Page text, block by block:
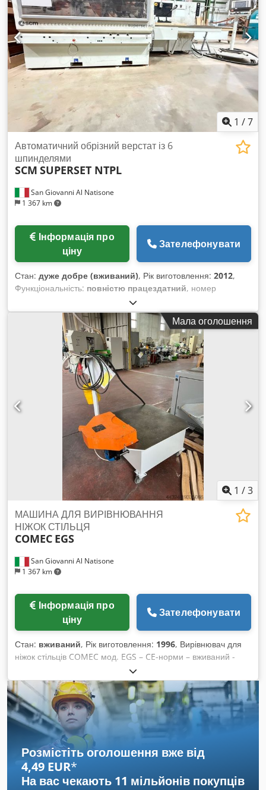
Черевики (обмежувачі) - Робоча ширина 1350 мм - Рік
випуску: 2000 - Комплектується інструкцією та декларацією
CE Верхня машина: - 3 верхніх стрічки - Сталевий вал -
Гумовий вал - Трамбувальний блок - Щітка - Пристрої
ввімкнення/вимкнення - Повітродувки - Черевики
(обмежувачі) - Відсмоктувач - Рік випуску: 2000
1 /7
San Giovanni Al Natisone
1 367 km
Автоматичний обрізний верстат із 6
шпинделями
SCM SUPERSET NTPL
ціну
Зателефонувати
Стан: дуже добре (вживаний), Рік виготовлення: 2012,
Функціональність: повністю працездатний, номер
машини/транспортного засобу:
АВТОМАТИЧНИЙ ШПУНТУВАЛЬНИЙ ВЕРСТАТ НА 6 ВАЛІВ
SCM МОД. SUPERSET NTPL - ВІДПОВІДАЄ ВИМОГАМ CE -
Конфігурація валів: 1. Нижній горизонтальний вал 11 кВт 2.
Правий вертикальний вал 7,5 кВт 3. Лівий вертикальний вал
7,5 кВт 4. Верхній горизонтальний вал 11 кВт 5. Верхній
горизонтальний вал 7,5 кВт 6. Нижній горизонтальний вал
7,5 кВт - Сер. № AA2/001942 - Рік випуску: 2012
Codsywfkvspfx Acajha
Мала оголошення
1 /3
San Giovanni Al Natisone
1 367 km
МАШИНА ДЛЯ ВИРІВНЮВАННЯ
НІЖОК СТІЛЬЦЯ
COMEC EGS
ціну
Зателефонувати
Стан: вживаний, Рік виготовлення: 1996, Вирівнювач для
ніжок стільців COMEC мод. EGS – CE-норми – вживаний -
Напруга: 380 В / 50 Гц - Серійний номер: 960416
Chedpowrb R Ijfx Acaja - Рік випуску: 1996
Розмістіть оголошення вже від
4,49 EUR*
На вас чекають 11 мільйонів покупців